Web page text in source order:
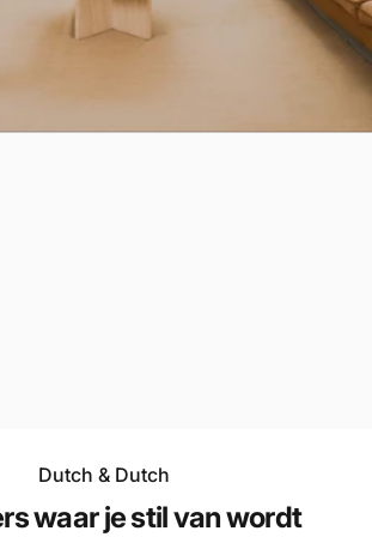
Dutch & Dutch
waar je stil van wordt